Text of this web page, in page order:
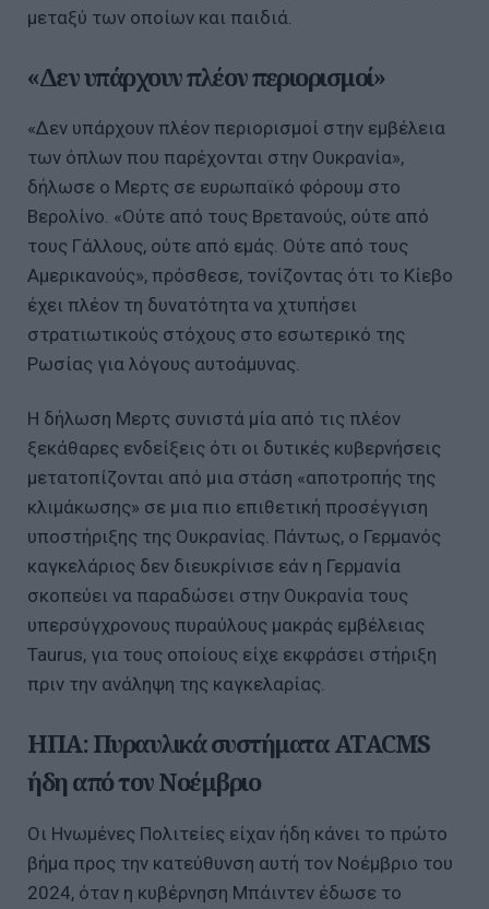
μεταξύ των οποίων και παιδιά.
«Δεν υπάρχουν πλέον περιορισμοί»
«Δεν υπάρχουν πλέον περιορισμοί στην εμβέλεια
των όπλων που παρέχονται στην Ουκρανία»,
δήλωσε ο Μερτς σε ευρωπαϊκό φόρουμ στο
Βερολίνο. «Ούτε από τους Βρετανούς, ούτε από
τους Γάλλους, ούτε από εμάς. Ούτε από τους
Αμερικανούς», πρόσθεσε, τονίζοντας ότι το Κίεβο
έχει πλέον τη δυνατότητα να χτυπήσει
στρατιωτικούς στόχους στο εσωτερικό της
Ρωσίας για λόγους αυτοάμυνας.
Η δήλωση Μερτς συνιστά μία από τις πλέον
ξεκάθαρες ενδείξεις ότι οι δυτικές κυβερνήσεις
μετατοπίζονται από μια στάση «αποτροπής της
κλιμάκωσης» σε μια πιο επιθετική προσέγγιση
υποστήριξης της Ουκρανίας. Πάντως, ο Γερμανός
καγκελάριος δεν διευκρίνισε εάν η Γερμανία
σκοπεύει να παραδώσει στην Ουκρανία τους
υπερσύγχρονους πυραύλους μακράς εμβέλειας
Taurus, για τους οποίους είχε εκφράσει στήριξη
πριν την ανάληψη της καγκελαρίας.
ΗΠΑ: Πυραυλικά συστήματα ATACMS
ήδη από τον Νοέμβριο
Οι Ηνωμένες Πολιτείες είχαν ήδη κάνει το πρώτο
βήμα προς την κατεύθυνση αυτή τον Νοέμβριο του
2024, όταν η κυβέρνηση Μπάιντεν έδωσε το